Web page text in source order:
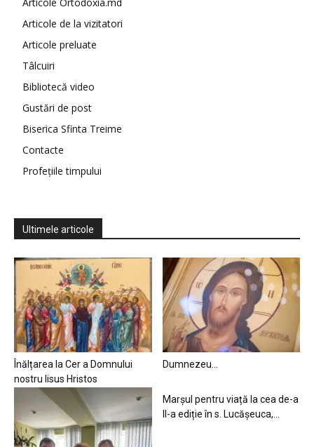
Articole de la vizitatori
Articole preluate
Tâlcuiri
Bibliotecă video
Gustări de post
Biserica Sfinta Treime
Contacte
Profețiile timpului
Ultimele articole
Înălțarea la Cer a Domnului
nostru Iisus Hristos
Dumnezeu…
Marșul pentru viață la cea de-a
II-a ediție în s. Lucășeuca,...